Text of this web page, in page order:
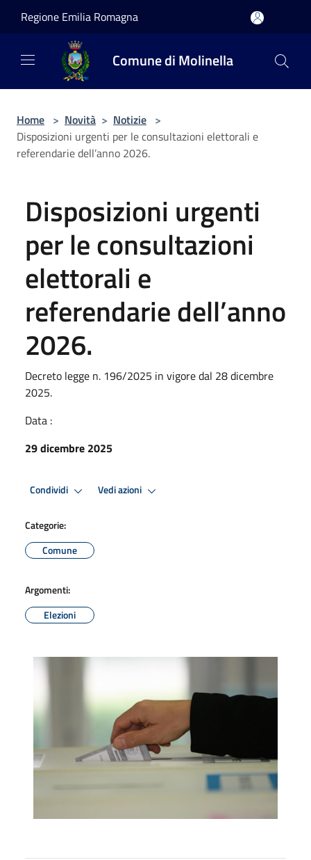
Regione Emilia Romagna
Comune di Molinella
Home > Novità > Notizie >
Disposizioni urgenti per le consultazioni elettorali e
referendarie dell’anno 2026.
Disposizioni urgenti
per le consultazioni
elettorali e
referendarie dell’anno
2026.
Decreto legge n. 196/2025 in vigore dal 28 dicembre
2025.
Data :
29 dicembre 2025
Condividi Vedi azioni
Categorie:
Comune
Argomenti:
Elezioni